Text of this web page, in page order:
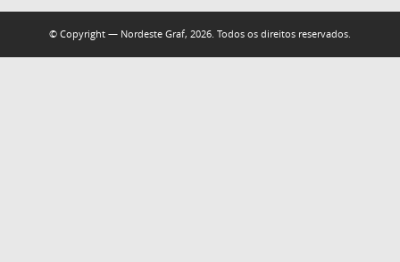
© Copyright — Nordeste Graf, 2026. Todos os direitos reservados.